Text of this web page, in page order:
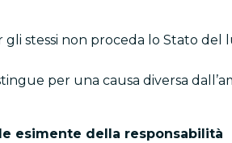
gli stessi non proceda lo Stato del
per una causa diversa
esimente della responsabilità